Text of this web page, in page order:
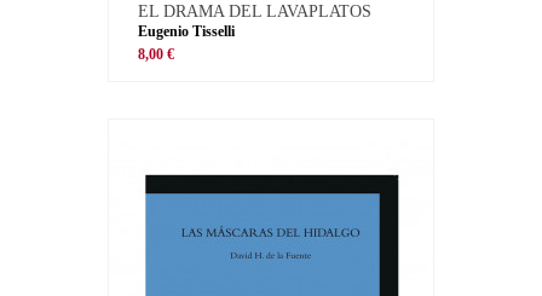
EL DRAMA DEL LAVAPLATOS
Eugenio Tisselli
8,00 €